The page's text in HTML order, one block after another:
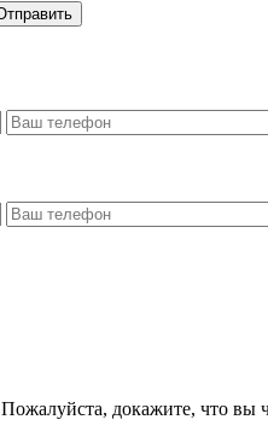
Пожалуйста, докажите, что вы